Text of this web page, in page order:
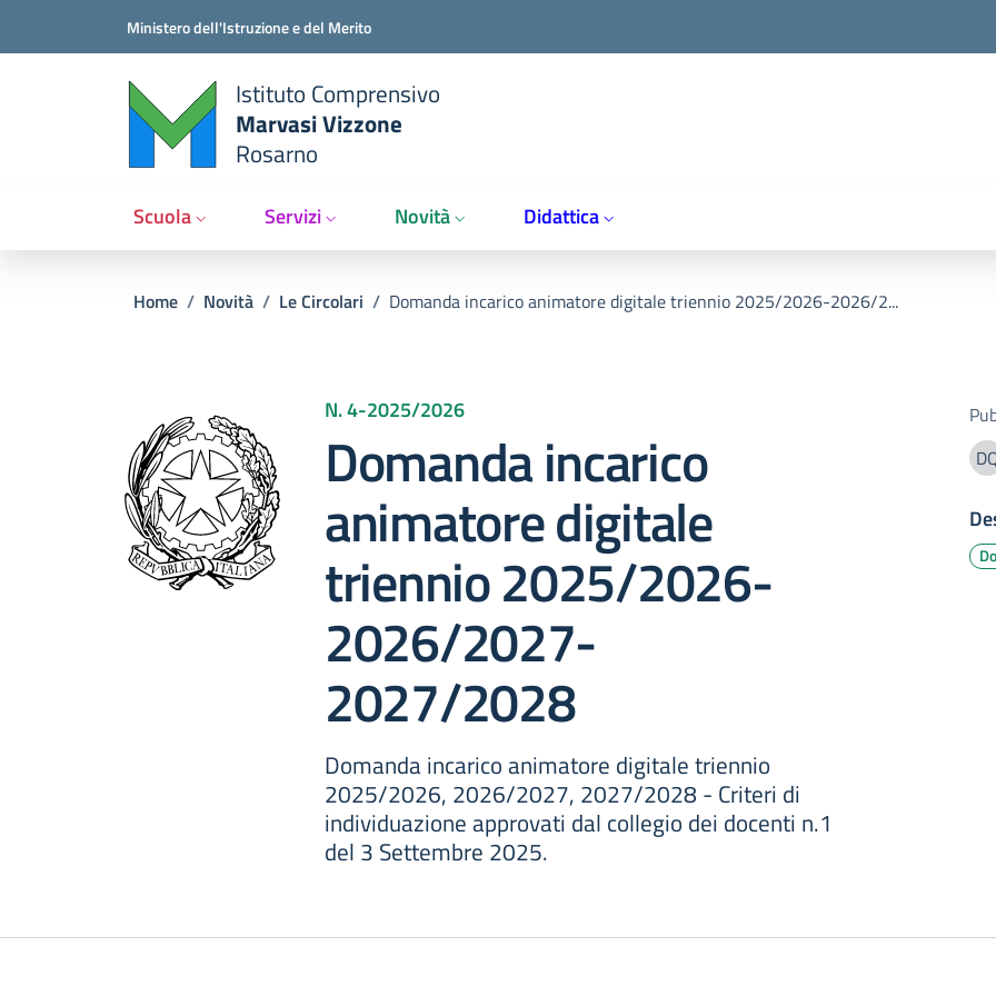
Ministero dell'Istruzione e del Merito
Istituto Comprensivo
Marvasi Vizzone
Rosarno
Scuola Servizi Novità Didattica
Briciole di pane
Home / Novità / Le Circolari / Domanda incarico animatore digitale triennio 2025/2026-2026/2...
N. 4-2025/2026
Domanda incarico
animatore digitale
triennio 2025/2026-
2026/2027-
2027/2028
Domanda incarico animatore digitale triennio
2025/2026, 2026/2027, 2027/2028 - Criteri di
individuazione approvati dal collegio dei docenti n.1
del 3 Settembre 2025.